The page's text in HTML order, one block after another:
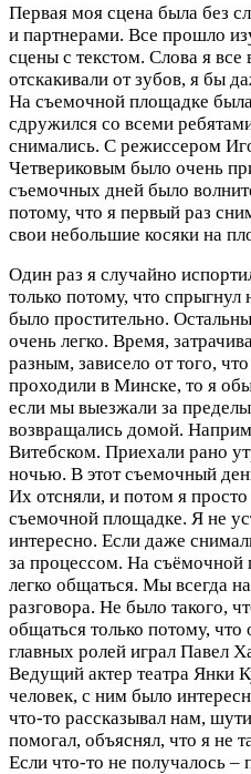
Первая моя сцена была без
и партнерами. Все прошло
сцены с текстом. Слова я все
отскакивали от зубов, я бы
На съемочной площадке
сдружился со всеми
снимались. С режиссером
Четвериковым было очень
съемочных дней было
потому, что я первый раз
свои небольшие косяки на
Один раз я случайно
только потому, что
было простительно.
очень легко. Время,
разным, зависело от того,
проходили в Минске, то я
если мы выезжали за
возвращались домой.
Витебском. Приехали рано
ночью. В этот съемочный
Их отсняли, и потом я просто
съемочной площадке. Я не
интересно. Если даже
за процессом. На
легко общаться. Мы всегда
разговора. Не было такого,
общаться только потому,
главных ролей играл Павел
Ведущий актер театра Янки
человек, с ним было
что-то рассказывал нам,
помогал, объяснял, что я не
Если что-то не получалось –